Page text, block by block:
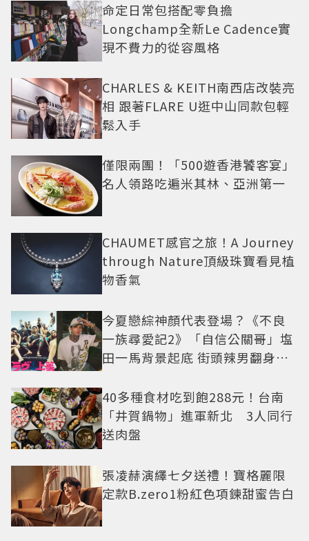
命定日常包搭配零負擔
Longchamp全新Le Cadence實
現不費力的從容風格
CHARLES & KEITH南西店改裝亮
相 跟著FLARE U逛中山同款包輕
鬆入手
僅限兩團！「500遊香港饕客宴」
名人領路吃遍米其林、亞洲第一
CHAUMET感官之旅！A Journey
through Nature頂級珠寶看見植
物香氣
今夏戀綜神顏代表登場？《不良
一族尋愛記2》「自信公關哥」塩
田一馬背景起底 街頭辣男翻身當
40多種食材吃到飽288元！台南
「井賀鍋物」進軍新北 3人同行
送肉盤
張凌赫演繹七夕送禮！寶格麗限
定款B.zero1粉紅色項鍊甜蜜告白